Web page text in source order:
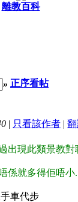
離教百科
» 正序看帖
| 只看該作者 |
出現此類景教
係就多得佢唔小
車代步